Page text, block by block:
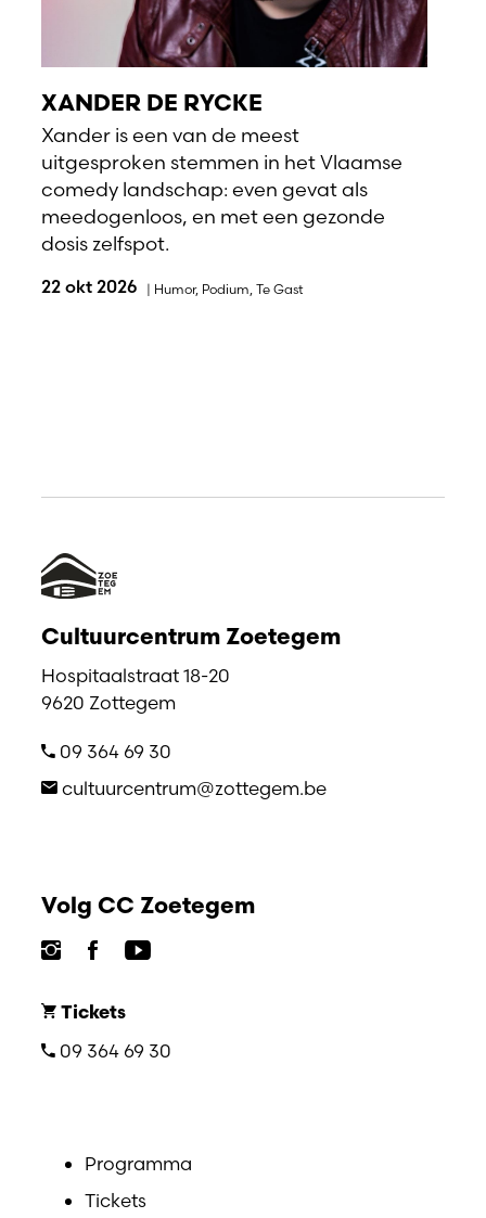
XANDER DE RYCKE
Xander is een van de meest
uitgesproken stemmen in het Vlaamse
comedy landschap: even gevat als
meedogenloos, en met een gezonde
dosis zelfspot.
22 okt 2026 | Humor, Podium Te Gast
Cultuurcentrum Zoetegem
Hospitaalstraat 18-20
9620 Zottegem
09 364 69 30
cultuurcentrum@zottegem.be
Volg CC Zoetegem
Tickets
09 364 69 30
Programma
Tickets